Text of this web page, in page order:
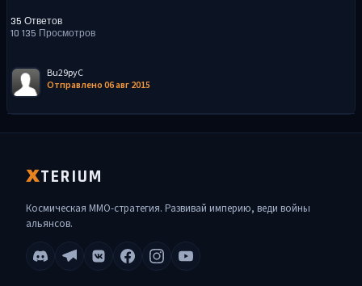
35 Ответов
10 135 Просмотров
Bu29pyC
Отправлено 06 авг 2015
XTERIUM
Космическая MMO-стратегия. Развивай империю, веди войны
альянсов.